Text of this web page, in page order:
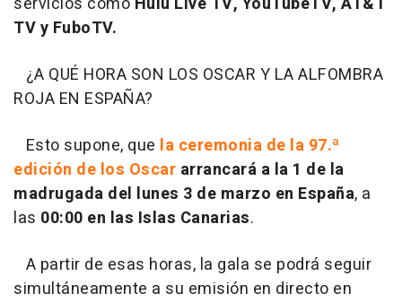
TV y FuboTV.
¿A QUÉ HORA SON LOS OSCAR Y LA ALFOMBRA
ROJA EN ESPAÑA?
Esto supone, que la ceremonia de la 97.ª
edición de los Oscar arrancará a la 1 de la
madrugada del lunes 3 de marzo en España, a
las 00:00 en las Islas Canarias.
A partir de esas horas, la gala se podrá seguir
simultáneamente a su emisión en directo en